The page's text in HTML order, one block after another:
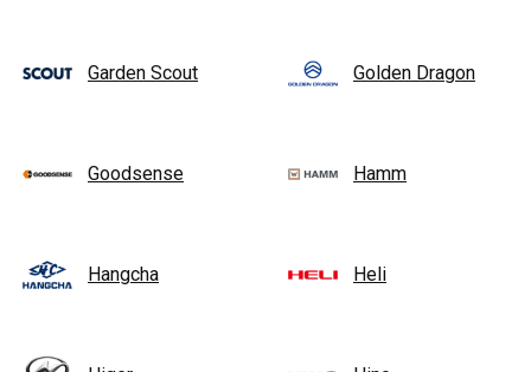
Garden Scout Golden Dragon
Goodsense Hamm
Hangcha Heli